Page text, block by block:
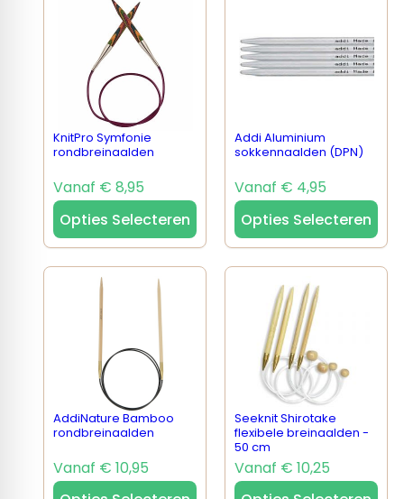
KnitPro Symfonie
rondbreinaalden
Vanaf € 8,95
Opties Selecteren
Addi Aluminium
sokkennaalden (DPN)
Vanaf € 4,95
Opties Selecteren
AddiNature Bamboo
rondbreinaalden
Vanaf € 10,95
Seeknit Shirotake
flexibele breinaalden -
50 cm
Vanaf € 10,25